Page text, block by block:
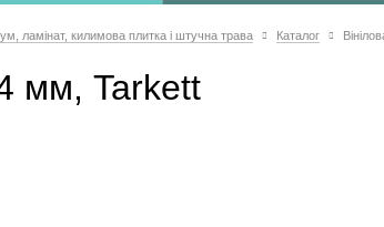
ламінат, килимова плитка і штучна трава Каталог
мм, Tarkett